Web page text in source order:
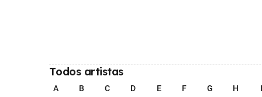
Todos artistas
A B C D E F G H I